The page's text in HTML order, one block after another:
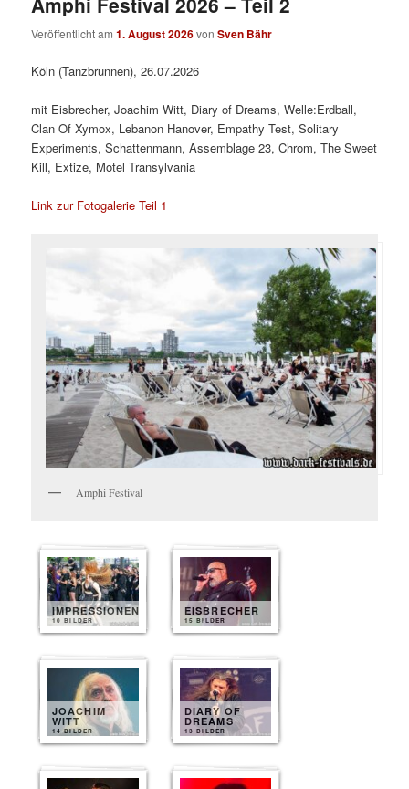
Veröffentlicht am1. August 2026vonSven Bähr
Köln (Tanzbrunnen), 26.07.2026
mit Eisbrecher, Joachim Witt, Diary of Dreams, Welle:Erdball,
Clan Of Xymox, Lebanon Hanover, Empathy Test, Solitary
Experiments, Schattenmann, Assemblage 23, Chrom, The Sweet
Kill, Extize, Motel Transylvania
Link zur Fotogalerie Teil 1
Amphi Festival
IMPRESSIONEN
10 BILDER
EISBRECHER
15 BILDER
JOACHIM
WITT
14 BILDER
DIARY OF
DREAMS
13 BILDER